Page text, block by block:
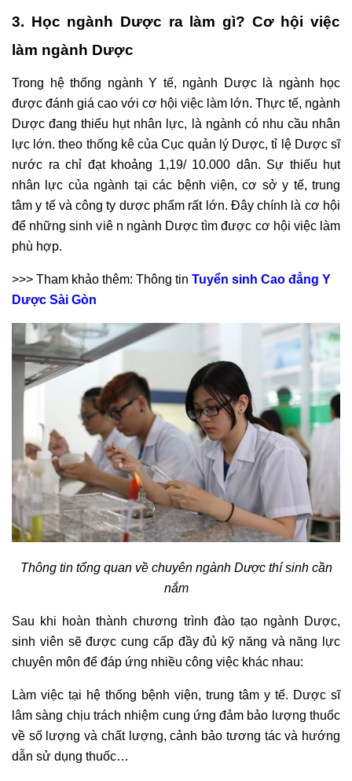
3. Học ngành Dược ra làm gì? Cơ hội việc
làm ngành Dược
Trong hệ thống ngành Y tế, ngành Dược là ngành học
được đánh giá cao với cơ hội việc làm lớn. Thực tế, ngành
Dược đang thiếu hụt nhân lực, là ngành có nhu cầu nhân
lực lớn. theo thống kê của Cục quản lý Dược, tỉ lệ Dược sĩ
nước ra chỉ đạt khoảng 1,19/ 10.000 dân. Sự thiếu hụt
nhân lực của ngành tại các bệnh viện, cơ sở y tế, trung
tâm y tế và công ty dược phẩm rất lớn. Đây chính là cơ hội
để những sinh viê n ngành Dược tìm được cơ hội việc làm
phù hợp.
>>> Tham khảo thêm: Thông tin Tuyển sinh Cao đẳng Y
Dược Sài Gòn
Thông tin tổng quan về chuyên ngành Dược thí sinh cần
nắm
Sau khi hoàn thành chương trình đào tạo ngành Dược,
sinh viên sẽ được cung cấp đầy đủ kỹ năng và năng lực
chuyên môn để đáp ứng nhiều công việc khác nhau:
Làm việc tại hệ thống bệnh viện, trung tâm y tế. Dược sĩ
lâm sàng chịu trách nhiệm cung ứng đảm bảo lượng thuốc
về số lượng và chất lượng, cảnh bảo tương tác và hướng
dẫn sử dụng thuốc…